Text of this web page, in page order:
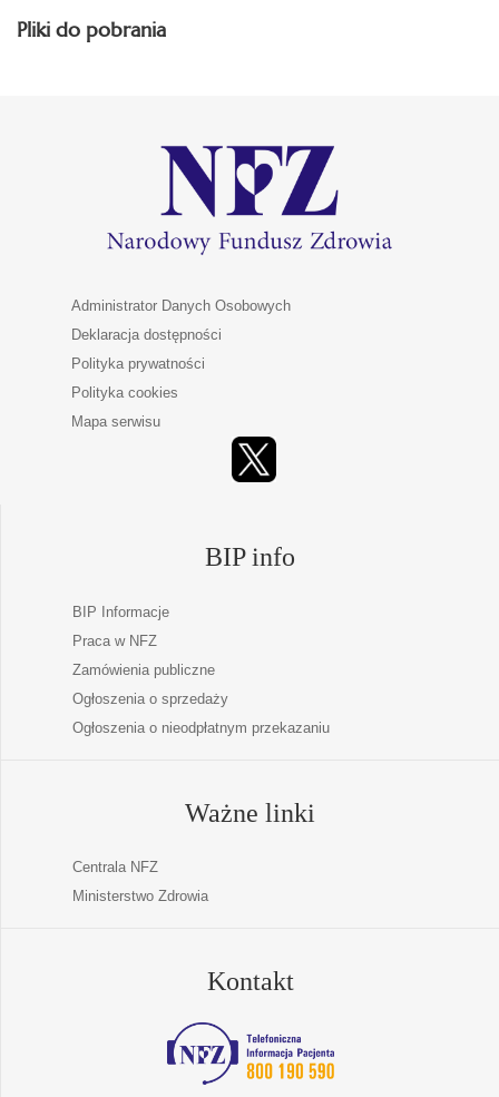
Pliki do pobrania
Administrator Danych Osobowych
Deklaracja dostępności
Polityka prywatności
Polityka cookies
Mapa serwisu
BIP info
BIP Informacje
Praca w NFZ
Zamówienia publiczne
Ogłoszenia o sprzedaży
Ogłoszenia o nieodpłatnym przekazaniu
Ważne linki
Centrala NFZ
Ministerstwo Zdrowia
Kontakt